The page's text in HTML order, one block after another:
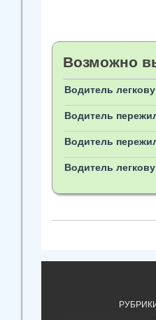
Возможно
Водитель
Водитель
Водитель
Водитель